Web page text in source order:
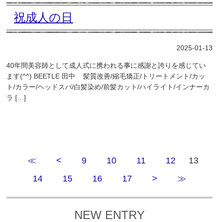
祝成人の日
2025-01-13
40年間美容師として成人式に携われる事に感謝と誇りを感じてい
ます(^^) BEETLE 田中 髪質改善/縮毛矯正/トリートメント/カッ
ト/カラー/ヘッドスパ/白髪染め/前髪カット/ハイライト/インナーカ
ラ […]
≪ < 9 10 11 12
13
14
15 16 17 > ≫
NEW ENTRY